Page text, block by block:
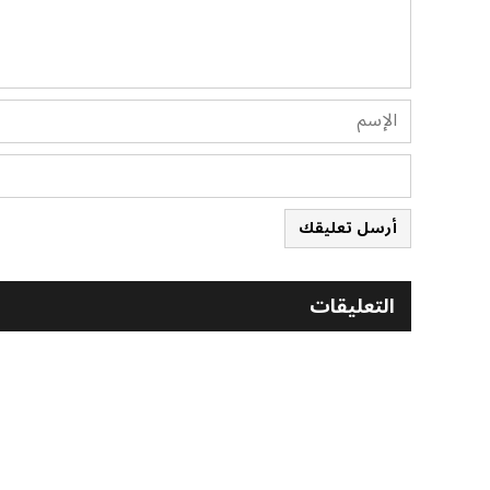
أرسل تعليقك
التعليقات